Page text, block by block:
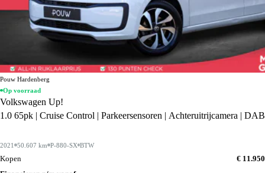
Pouw Hardenberg
Op voorraad
Volkswagen Up!
1.0 65pk | Cruise Control | Parkeersensoren | Achteruitrijcamera | DAB
2021 50.607 km P-880-SX BTW
Kopen
€ 11.950